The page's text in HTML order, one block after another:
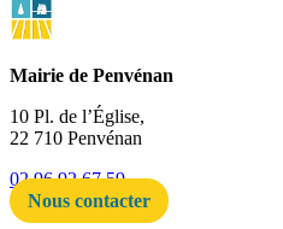
Mairie de Penvénan
10 Pl. de l’Église,
22 710 Penvénan
02 96 92 67 59
Nous contacter